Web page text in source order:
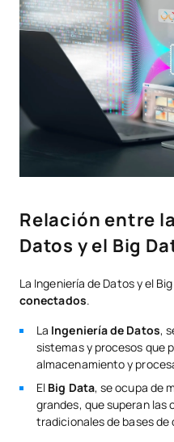
Relación entre
Datos y el Big
La Ingeniería de Datos y el
conectados.
La Ingeniería de Datos,
sistemas y procesos que
almacenamiento y
El Big Data, se ocupa de
grandes, que superan las
tradicionales de bases de